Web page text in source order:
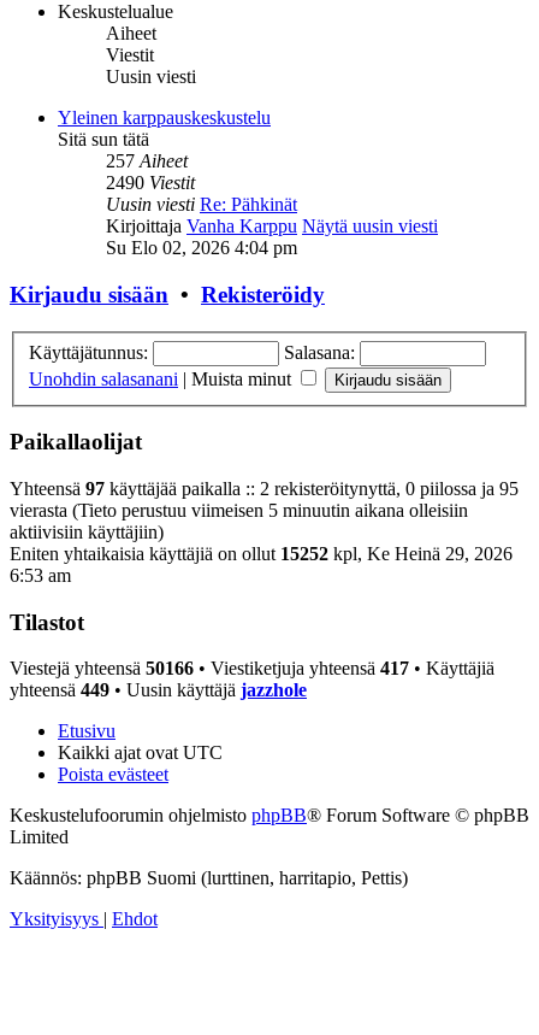
Keskustelualue
Aiheet
Viestit
Uusin viesti
Yleinen karppauskeskustelu
Sitä sun tätä
257Aiheet
2490 Viestit
Uusin viesti Re: Pähkinät
Kirjoittaja Vanha Karppu Näytä uusin viesti
Su Elo 02, 2026 4:04 pm
Kirjaudu sisään • Rekisteröidy
Käyttäjätunnus:
Salasana:
Unohdin salasanani | Muista minut
Paikallaolijat
Yhteensä 97 käyttäjää paikalla :: 2 rekisteröitynyttä, 0 piilossa ja 95
vierasta (Tieto perustuu viimeisen 5 minuutin aikana olleisiin
aktiivisiin käyttäjiin)
Eniten yhtaikaisia käyttäjiä on ollut 15252 kpl, Ke Heinä 29, 2026
6:53 am
Tilastot
Viestejä yhteensä 50166 • Viestiketjuja yhteensä 417 • Käyttäjiä
yhteensä 449 • Uusin käyttäjä jazzhole
Etusivu
Kaikki ajat ovat UTC
Poista evästeet
Keskustelufoorumin ohjelmisto phpBB® Forum Software © phpBB
Limited
Käännös: phpBB Suomi (lurttinen, harritapio, Pettis)
Yksityisyys | Ehdot